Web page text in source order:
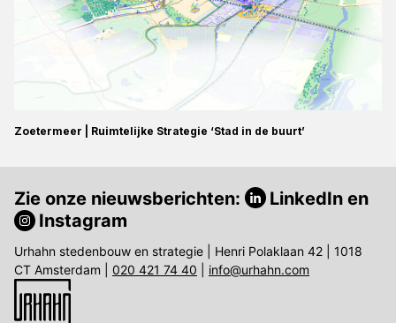
Zoetermeer | Ruimtelijke Strategie ‘Stad in de buurt’
Zie onze nieuwsberichten: LinkedIn en
Instagram
Urhahn stedenbouw en strategie | Henri Polaklaan 42 | 1018
CT Amsterdam | 020 421 74 40 info@urhahn.com